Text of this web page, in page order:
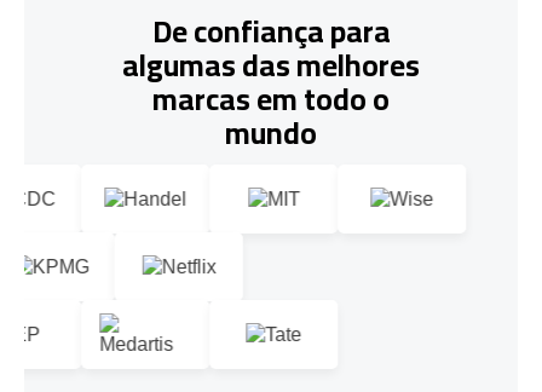
De confiança para
algumas das melhores
marcas em todo o
mundo